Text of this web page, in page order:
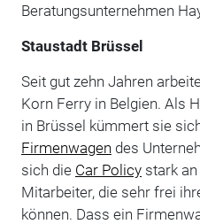
Beratungsunternehmen
Staustadt Brüssel
Seit gut zehn Jahren
Korn Ferry in Belgien. Als
in Brüssel kümmert sie
Firmenwagen des
sich die Car Policystark an
Mitarbeiter, die sehr frei
können. Dass ein